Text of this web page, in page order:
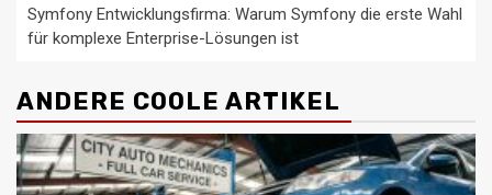
Symfony Entwicklungsfirma: Warum Symfony die erste Wahl
für komplexe Enterprise-Lösungen ist
ANDERE COOLE ARTIKEL